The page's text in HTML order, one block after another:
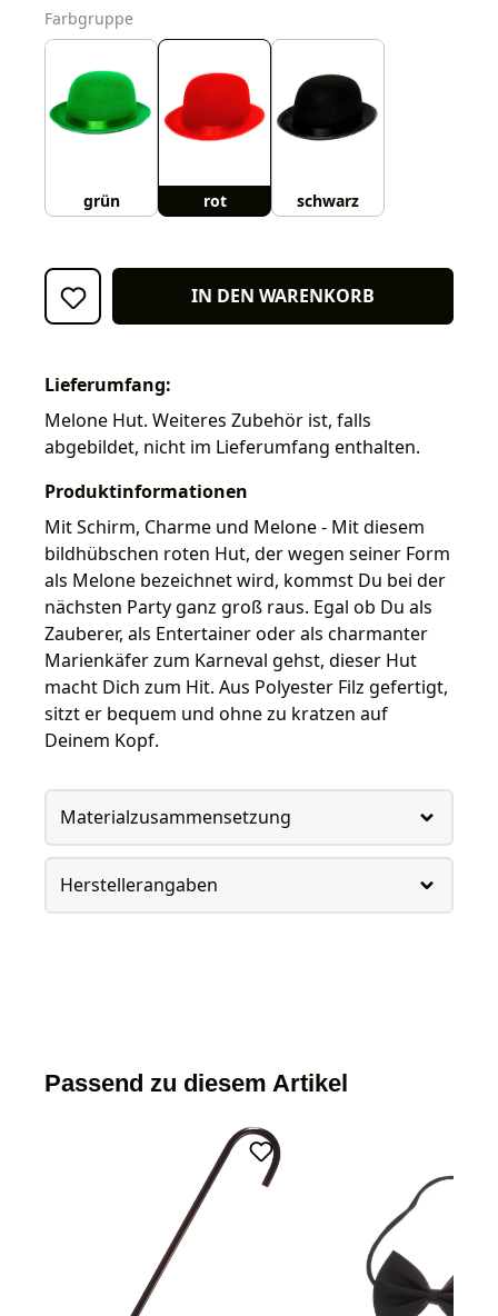
Farbgruppe
grün rot schwarz
IN DEN WARENKORB
Lieferumfang:
Melone Hut. Weiteres Zubehör ist, falls
abgebildet, nicht im Lieferumfang enthalten.
Produktinformationen
Mit Schirm, Charme und Melone - Mit diesem
bildhübschen roten Hut, der wegen seiner Form
als Melone bezeichnet wird, kommst Du bei der
nächsten Party ganz groß raus. Egal ob Du als
Zauberer, als Entertainer oder als charmanter
Marienkäfer zum Karneval gehst, dieser Hut
macht Dich zum Hit. Aus Polyester Filz gefertigt,
sitzt er bequem und ohne zu kratzen auf
Deinem Kopf.
Materialzusammensetzung
Herstellerangaben
Passend zu diesem Artikel